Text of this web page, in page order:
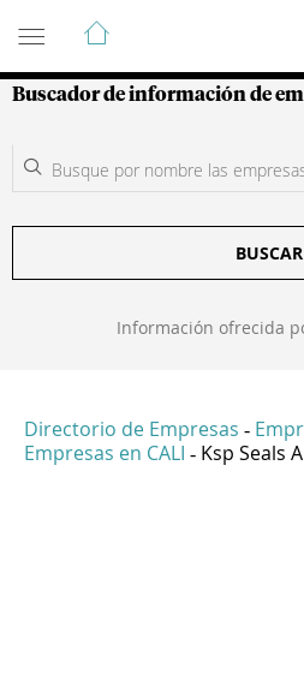
Guía de Empresas
Buscador de información de
BUSCAR
Información ofrecida
Directorio de Empresas -
Empresas en CALI - Ksp Seals